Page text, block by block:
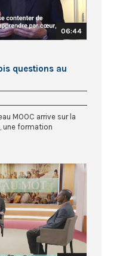
06:44
questions au
MOOC arrive sur la
une formation